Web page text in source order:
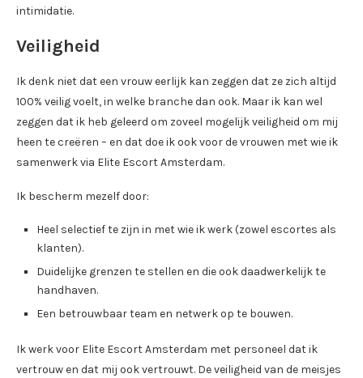
intimidatie.
Veiligheid
Ik denk niet dat een vrouw eerlijk kan zeggen dat ze zich altijd
100% veilig voelt, in welke branche dan ook. Maar ik kan wel
zeggen dat ik heb geleerd om zoveel mogelijk veiligheid om mij
heen te creëren – en dat doe ik ook voor de vrouwen met wie ik
samenwerk via Elite Escort Amsterdam.
Ik bescherm mezelf door:
Heel selectief te zijn in met wie ik werk (zowel escortes als
klanten).
Duidelijke grenzen te stellen en die ook daadwerkelijk te
handhaven.
Een betrouwbaar team en netwerk op te bouwen.
Ik werk voor Elite Escort Amsterdam met personeel dat ik
vertrouw en dat mij ook vertrouwt. De veiligheid van de meisjes